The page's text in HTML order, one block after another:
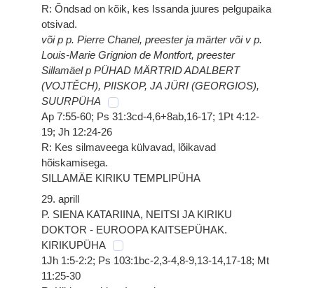
R: Õndsad on kõik, kes Issanda juures pelgupaika
otsivad.
või p p. Pierre Chanel, preester ja märter või v p.
Louis-Marie Grignion de Montfort, preester
Sillamäel p PÜHAD MÄRTRID ADALBERT
(VOJTĚCH), PIISKOP, JA JÜRI (GEORGIOS),
SUURPÜHA
Ap 7:55-60; Ps 31:3cd-4,6+8ab,16-17; 1Pt 4:12-
19; Jh 12:24-26
R: Kes silmaveega külvavad, lõikavad
hõiskamisega.
SILLAMÄE KIRIKU TEMPLIPÜHA
29. aprill
P. SIENA KATARIINA, NEITSI JA KIRIKU
DOKTOR - EUROOPA KAITSEPÜHAK.
KIRIKUPÜHA
1Jh 1:5-2:2; Ps 103:1bc-2,3-4,8-9,13-14,17-18; Mt
11:25-30